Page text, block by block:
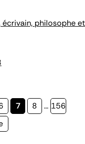
philosophe et
Page
7 Page
8 … Page
156